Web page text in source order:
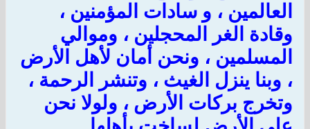
العالمين ، و سادات المؤمنين ،
وقادة الغر المحجلين ، وموالي
المسلمين ، ونحن أمان لأهل الأرض
، وبنا ينزل الغيث ، وتنشر الرحمة ،
وتخرج بركات الأرض ، ولولا نحن